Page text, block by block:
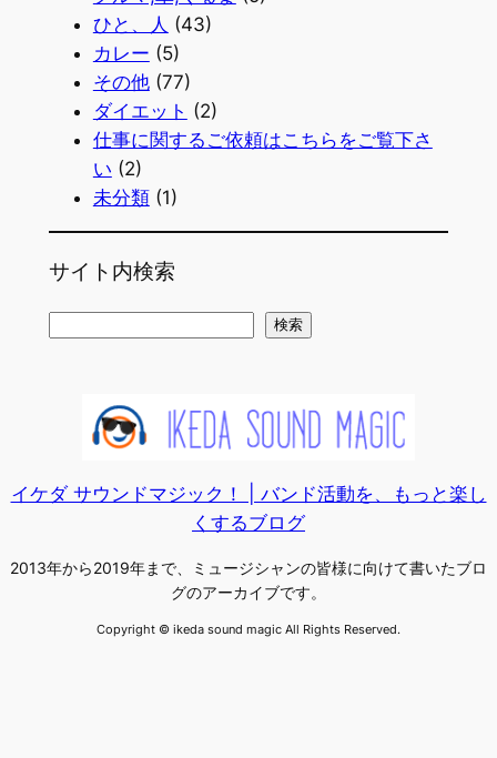
ひと、人 (43)
カレー (5)
その他(77)
ダイエット (2)
仕事に関するご依頼はこちらをご覧下さ
い (2)
未分類(1)
サイト内検索
検索
イケダ サウンドマジック！ | バンド活動を、もっと楽し
くするブログ
2013年から2019年まで、ミュージシャンの皆様に向けて書いたブロ
グのアーカイブです。
Copyright © ikeda sound magic All Rights Reserved.